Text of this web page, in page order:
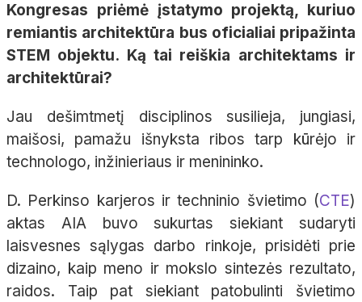
Kongresas priėmė įstatymo projektą, kuriuo
remiantis architektūra bus oficialiai pripažinta
STEM objektu. Ką tai reiškia architektams ir
architektūrai?
Jau dešimtmetį disciplinos susilieja, jungiasi,
maišosi, pamažu išnyksta ribos tarp kūrėjo ir
technologo, inžinieriaus ir menininko.
D. Perkinso karjeros ir techninio švietimo (CTE)
aktas AIA buvo sukurtas
siekiant sudaryti
laisvesnes sąlygas darbo rinkoje, prisidėti prie
dizaino, kaip meno ir mokslo sintezės rezultato,
raidos. Taip pat siekiant patobulinti švietimo